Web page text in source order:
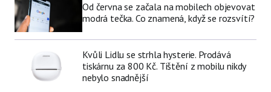
Od června se začala na mobilech objevovat
modrá tečka. Co znamená, když se rozsvítí?
Kvůli Lidlu se strhla hysterie. Prodává
tiskárnu za 800 Kč. Tištění z mobilu nikdy
nebylo snadnější